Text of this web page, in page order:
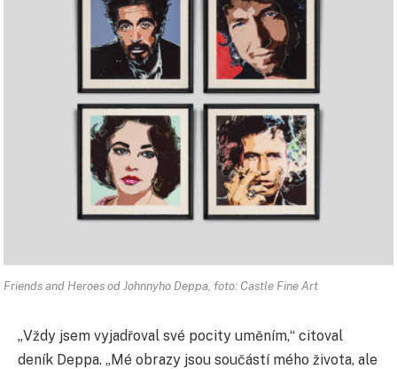
Friends and Heroes od Johnnyho Deppa, foto: Castle Fine Art
„Vždy jsem vyjadřoval své pocity uměním,“ citoval
deník Deppa. „Mé obrazy jsou součástí mého života, ale